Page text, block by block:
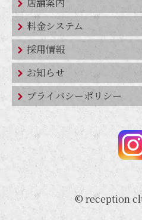
店舗案内
料金システム
採用情報
お知らせ
プライバシーポリシー
© reception